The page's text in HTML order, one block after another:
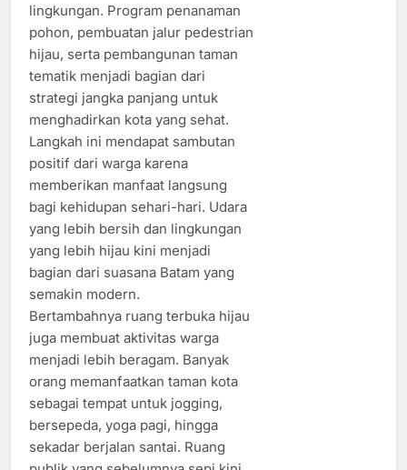
lingkungan. Program penanaman
pohon, pembuatan jalur pedestrian
hijau, serta pembangunan taman
tematik menjadi bagian dari
strategi jangka panjang untuk
menghadirkan kota yang sehat.
Langkah ini mendapat sambutan
positif dari warga karena
memberikan manfaat langsung
bagi kehidupan sehari-hari. Udara
yang lebih bersih dan lingkungan
yang lebih hijau kini menjadi
bagian dari suasana Batam yang
semakin modern.
Bertambahnya ruang terbuka hijau
juga membuat aktivitas warga
menjadi lebih beragam. Banyak
orang memanfaatkan taman kota
sebagai tempat untuk jogging,
bersepeda, yoga pagi, hingga
sekadar berjalan santai. Ruang